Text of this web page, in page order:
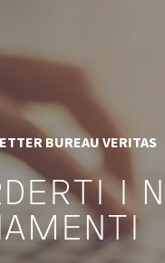
BUREAU VERITAS
I